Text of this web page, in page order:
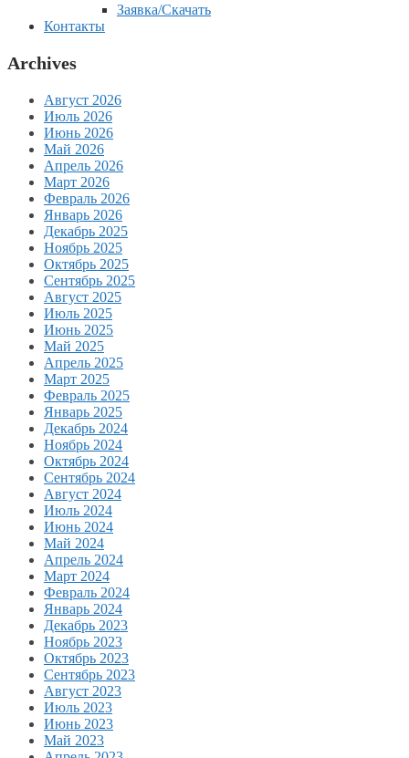
Заявка/Скачать
Контакты
Archives
Август 2026
Июль 2026
Июнь 2026
Май 2026
Апрель 2026
Март 2026
Февраль 2026
Январь 2026
Декабрь 2025
Ноябрь 2025
Октябрь 2025
Сентябрь 2025
Август 2025
Июль 2025
Июнь 2025
Май 2025
Апрель 2025
Март 2025
Февраль 2025
Январь 2025
Декабрь 2024
Ноябрь 2024
Октябрь 2024
Сентябрь 2024
Август 2024
Июль 2024
Июнь 2024
Май 2024
Апрель 2024
Март 2024
Февраль 2024
Январь 2024
Декабрь 2023
Ноябрь 2023
Октябрь 2023
Сентябрь 2023
Август 2023
Июль 2023
Июнь 2023
Май 2023